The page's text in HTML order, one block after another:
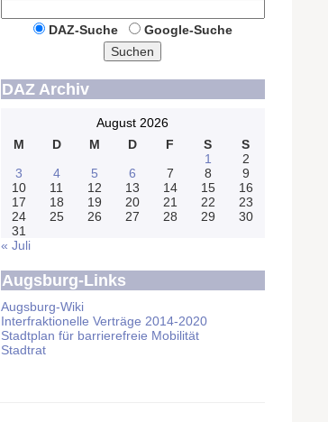
DAZ-Suche
Google-Suche
Suchen
DAZ Archiv
August 2026
M
D M D F S
S
1
2
3
4 5 6 7 8
9
10
11 12 13 14 15
16
17
18 19 20 21 22
23
24
25 26 27 28 29
30
31
« Juli
Augsburg-Links
Augsburg-Wiki
Interfraktionelle Verträge 2014-2020
Stadtplan für barrierefreie Mobilität
Stadtrat